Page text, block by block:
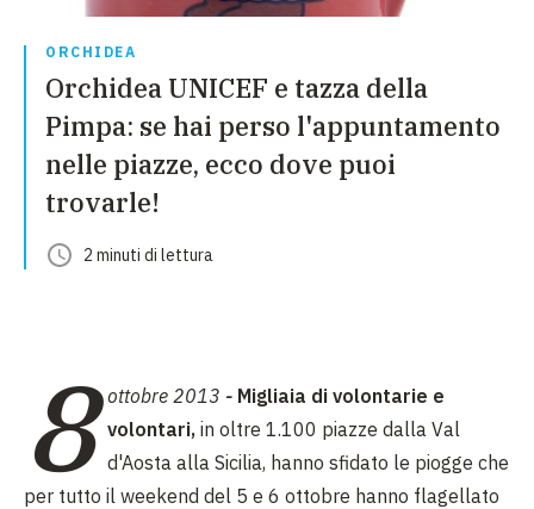
ORCHIDEA
Orchidea UNICEF e tazza della
Pimpa: se hai perso l'appuntamento
nelle piazze, ecco dove puoi
trovarle!
2 minuti di lettura
8 ottobre 2013 - Migliaia di volontarie e
volontari, in oltre 1.100 piazze dalla Val
d'Aosta alla Sicilia, hanno sfidato le piogge che
per tutto il weekend del 5 e 6 ottobre hanno flagellato